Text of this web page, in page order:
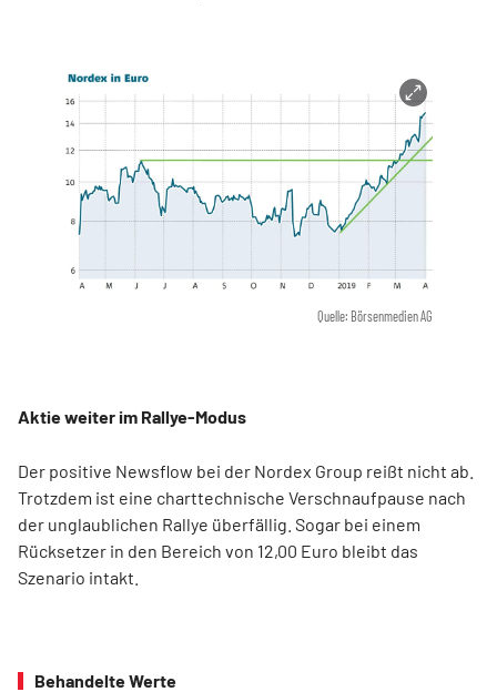
Quelle: Börsenmedien AG
Aktie weiter im Rallye-Modus
Der positive Newsflow bei der Nordex Group reißt nicht ab.
Trotzdem ist eine charttechnische Verschnaufpause nach
der unglaublichen Rallye überfällig. Sogar bei einem
Rücksetzer in den Bereich von 12,00 Euro bleibt das
Szenario intakt.
Behandelte Werte